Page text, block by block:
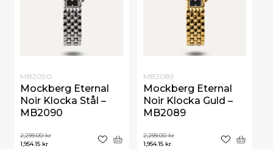
MB2090
Mockberg Eternal
Noir Klocka Stål –
MB2090
2,299.00kr
1,954.15 kr
MB2089
Mockberg Eternal
Noir Klocka Guld –
MB2089
2,299.00kr
1,954.15 kr